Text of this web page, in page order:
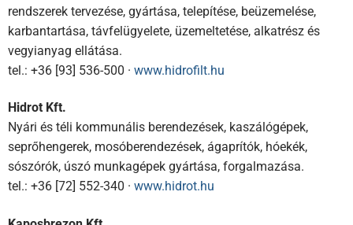
rendszerek tervezése, gyártása, telepítése, beüzemelése,
karbantartása, távfelügyelete, üzemeltetése, alkatrész és
vegyianyag ellátása.
tel.: +36 [93] 536-500 · www.hidrofilt.hu
Hidrot Kft.
Nyári és téli kommunális berendezések, kaszálógépek,
seprőhengerek, mosóberendezések, ágaprítók, hóekék,
sószórók, úszó munkagépek gyártása, forgalmazása.
tel.: +36 [72] 552-340 · www.hidrot.hu